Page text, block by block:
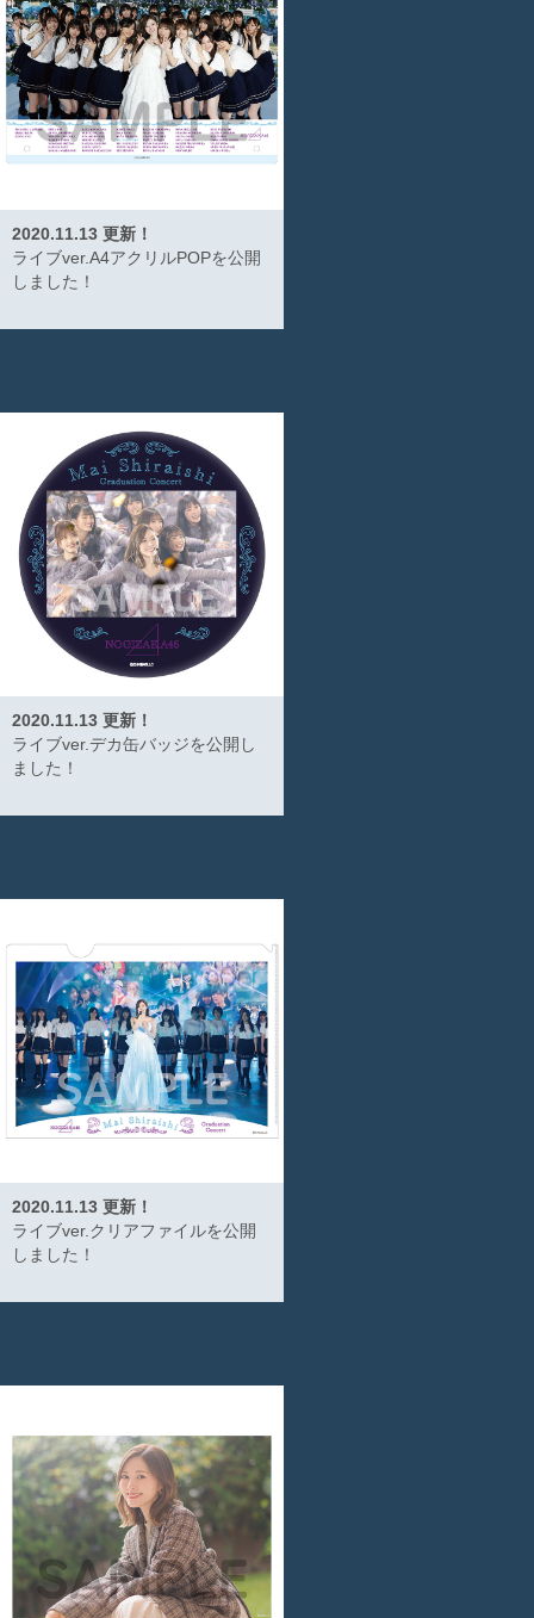
2020.11.13 更新！
ライブver.A4アクリルPOPを公開
しました！
2020.11.13 更新！
ライブver.デカ缶バッジを公開し
ました！
2020.11.13 更新！
ライブver.クリアファイルを公開
しました！